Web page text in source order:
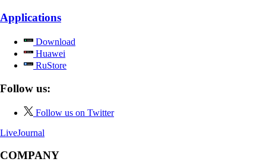
Applications
Download
Huawei
RuStore
Follow us:
Follow us on Twitter
LiveJournal
COMPANY